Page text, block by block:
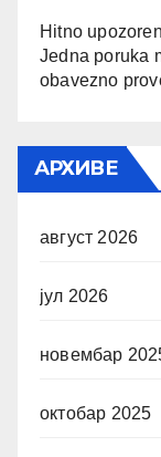
Hitno
Jedna poruka
obavezno
АРХИВЕ
август 2026
јул 2026
новембар
октобар 2025